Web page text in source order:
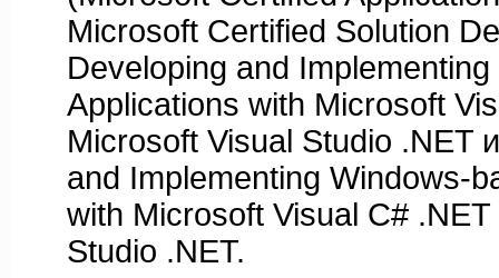
Microsoft Certified Solution
Developing and
Applications with Microsoft
Microsoft Visual Studio .NET
and Implementing Windows-
with Microsoft Visual C#
Studio .NET.